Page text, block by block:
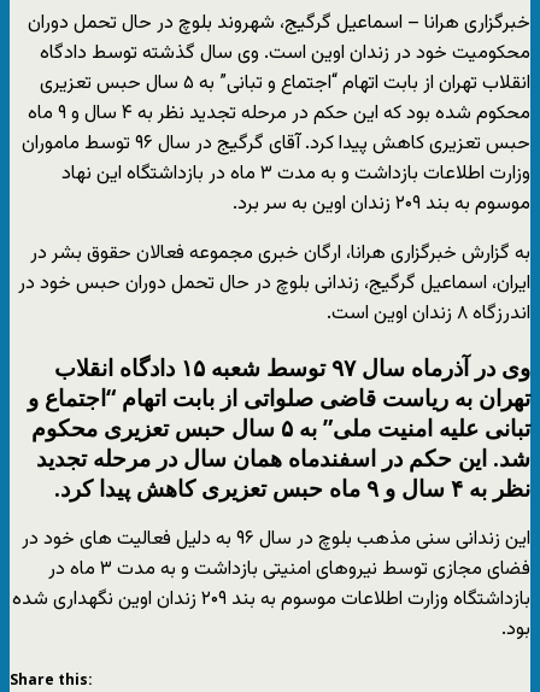
خبرگزاری هرانا – اسماعیل گرگیج، شهروند بلوچ در حال تحمل دوران
محکومیت خود در زندان اوین است. وی سال گذشته توسط دادگاه
انقلاب تهران از بابت اتهام “اجتماع و تبانی” به ۵ سال حبس تعزیری
محکوم شده بود که این حکم در مرحله تجدید نظر به ۴ سال و ۹ ماه
حبس تعزیری کاهش پیدا کرد. آقای گرگیج در سال ۹۶ توسط ماموران
وزارت اطلاعات بازداشت و به مدت ۳ ماه در بازداشتگاه این نهاد
موسوم به بند ۲۰۹ زندان اوین به سر برد.
به گزارش خبرگزاری هرانا، ارگان خبری مجموعه فعالان حقوق بشر در
ایران، اسماعیل گرگیج، زندانی بلوچ در حال تحمل دوران حبس خود در
اندرزگاه ۸ زندان اوین است.
وی در آذرماه سال ۹۷ توسط شعبه ۱۵ دادگاه انقلاب
تهران به ریاست قاضی صلواتی از بابت اتهام “اجتماع و
تبانی علیه امنیت ملی” به ۵ سال حبس تعزیری محکوم
شد. این حکم در اسفندماه همان سال در مرحله تجدید
نظر به ۴ سال و ۹ ماه حبس تعزیری کاهش پیدا کرد.
این زندانی سنی مذهب بلوچ در سال ۹۶ به دلیل فعالیت های خود در
فضای مجازی توسط نیروهای امنیتی بازداشت و به مدت ۳ ماه در
بازداشتگاه وزارت اطلاعات موسوم به بند ۲۰۹ زندان اوین نگهداری شده
بود.
Share this: